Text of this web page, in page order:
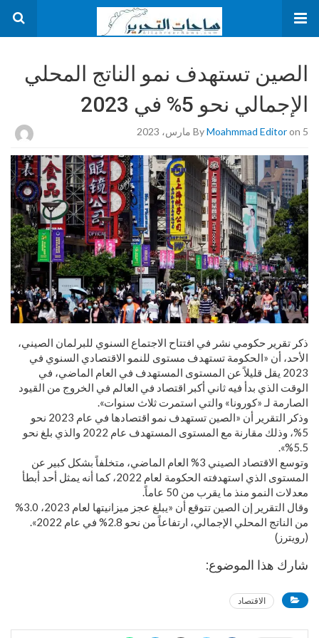
الصين تستهدف نمو الناتج المحلي
الإجمالي نحو 5% في 2023
ByMoahmmad Editoron 5 مارس، 2023
ذكر تقرير حكومي نشر في افتتاح الاجتماع السنوي للبرلمان الصيني،
الأحد، أن «الحكومة تستهدف مستوى للنمو الاقتصادي السنوي في
2023 يقل قليلاً عن المستوى المستهدف في العام الماضي، في
الوقت الذي بدأ فيه ثاني أكبر اقتصاد في العالم في الخروج من القيود
الصارمة لـ «كورونا» والتي استمرت ثلاث سنوات».
وذكر التقرير أن «الصين تستهدف نمو اقتصادها في عام 2023 نحو
5%، وذلك مقارنة مع المستوى المستهدف عام 2022 والذي بلغ نحو
5.5%».
وتوسع الاقتصاد الصيني 3% العام الماضي، متخلفاً بشكل كبير عن
المستوى الذي استهدفته الحكومة لعام 2022، كما أنه يمثل أحد أبطأ
معدلات النمو منذ ما يقرب من 50 عاماً.
وقال التقرير إن الصين تتوقع أن «يبلغ عجز ميزانيتها لعام 2023، 3.0%
من الناتج المحلي الإجمالي، ارتفاعاً من نحو 2.8% في عام 2022».
(رويترز)
شارك هذا الموضوع:
الاقتصاد